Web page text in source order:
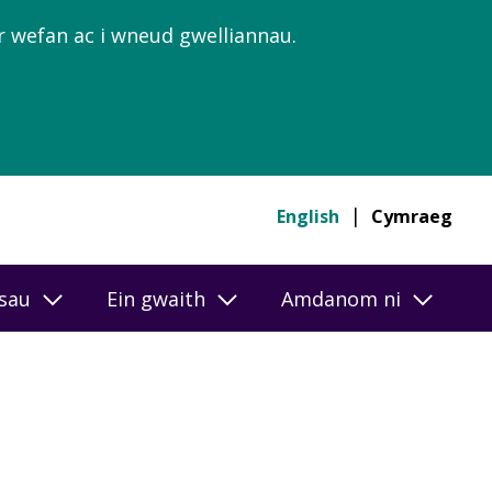
wefan ac i wneud gwelliannau.
English Cymraeg
Ein gwaith Amdanom ni